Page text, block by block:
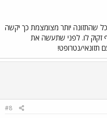
שהתזונה יותר מצומצמת כך יקשה
זקוק לו. לפני שתעשה את
תזונאי/נטרופט!
#8